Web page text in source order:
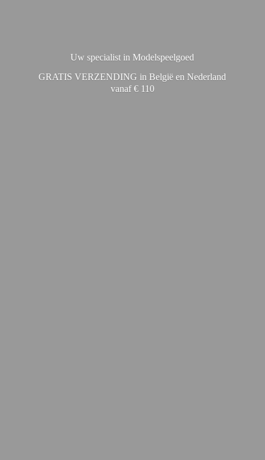
Uw specialist in Modelspeelgoed
GRATIS VERZENDING in België en Nederland
vanaf € 110